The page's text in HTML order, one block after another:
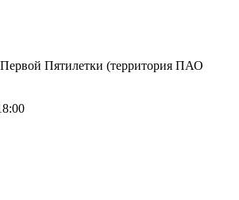
Первой Пятилетки (территория ПАО